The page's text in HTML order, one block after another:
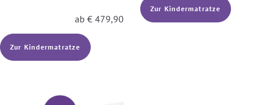
ab € 479,90
Zur Kindermatratze
Zur Kindermatratze